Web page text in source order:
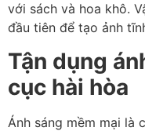
với sách và hoa khô.
đầu tiên để tạo ảnh
Tận dụng
cục hài hòa
Ánh sáng mềm mại là